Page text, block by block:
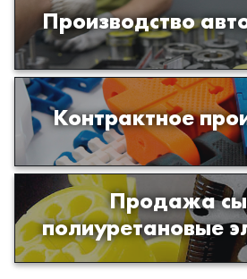
Производство
из
Контрактное
Производство изделий
и полимеров по
Продажа
полиуретановые
Продажа сырья для
изделий